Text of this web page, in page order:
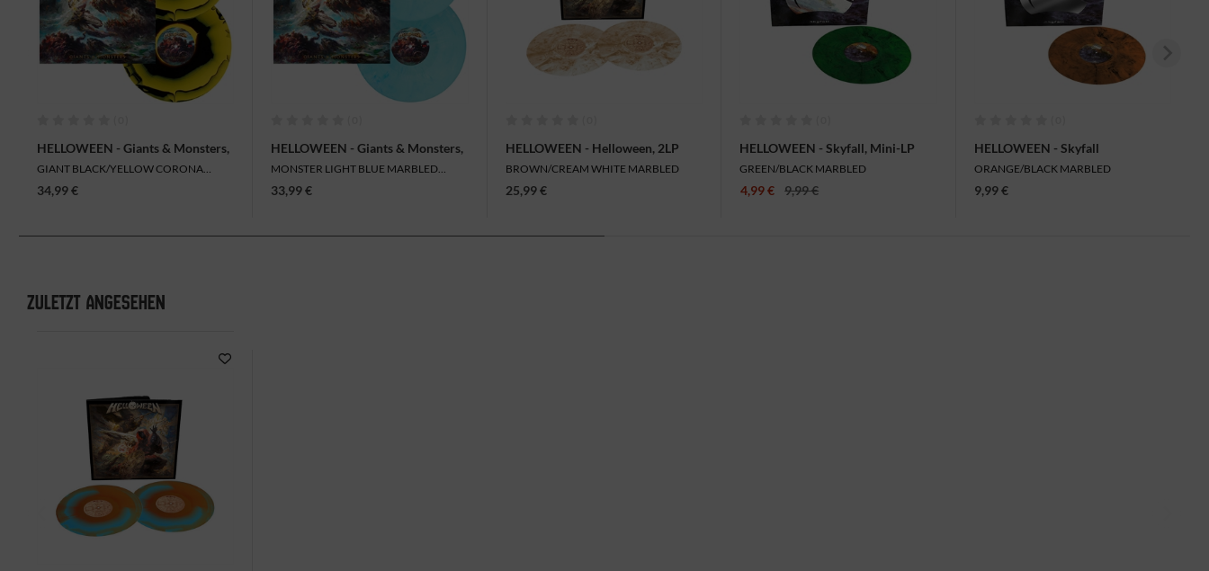
HELLOWEEN - Giants & Monsters,
2LP
GIANT BLACK/YELLOW CORONA
34,99 €
HELLOWEEN - Giants & Monsters,
2LP
MONSTER LIGHT BLUE MARBLED
33,99 €
HELLOWEEN - Helloween, 2LP
BROWN/CREAM WHITE MARBLED
25,99 €
HELLOWEEN - Skyfall, Mini-LP
GREEN/BLACK MARBLED
4,99 € 9,99 €
HELLOWEEN - Skyfall
(Indestructible Version), Mini-LP
ORANGE/BLACK MARBLED
9,99 €
ZULETZT ANGESEHEN